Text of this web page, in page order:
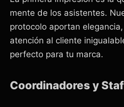
mente de los asistentes.
protocolo aportan
atención al cliente
perfecto para tu marca.
Coordinadores y